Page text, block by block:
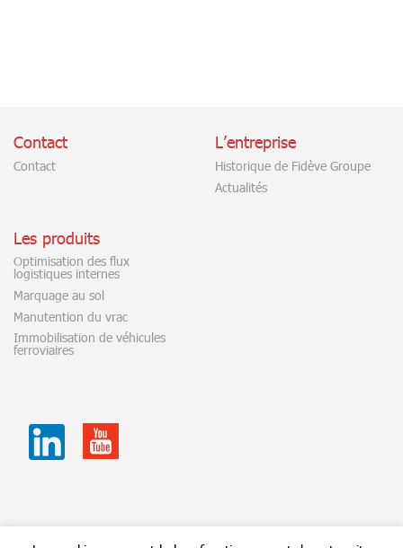
Contact
Contact
L’entreprise
Historique de Fidève Groupe
Actualités
Les produits
Optimisation des flux
logistiques internes
Marquage au sol
Manutention du vrac
Immobilisation de véhicules
ferroviaires
Linkedin Youtube